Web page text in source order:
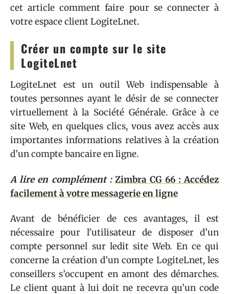
cet article comment faire pour se connecter à
votre espace client LogiteLnet.
Créer un compte sur le site
LogiteLnet
LogiteLnet est un outil Web indispensable à
toutes personnes ayant le désir de se connecter
virtuellement à la Société Générale. Grâce à ce
site Web, en quelques clics, vous avez accès aux
importantes informations relatives à la création
d’un compte bancaire en ligne.
A lire en complément : Zimbra CG 66 : Accédez
facilement à votre messagerie en ligne
Avant de bénéficier de ces avantages, il est
nécessaire pour l’utilisateur de disposer d’un
compte personnel sur ledit site Web. En ce qui
concerne la création d’un compte LogiteLnet, les
conseillers s’occupent en amont des démarches.
Le client quant à lui doit ne recevra qu’un code